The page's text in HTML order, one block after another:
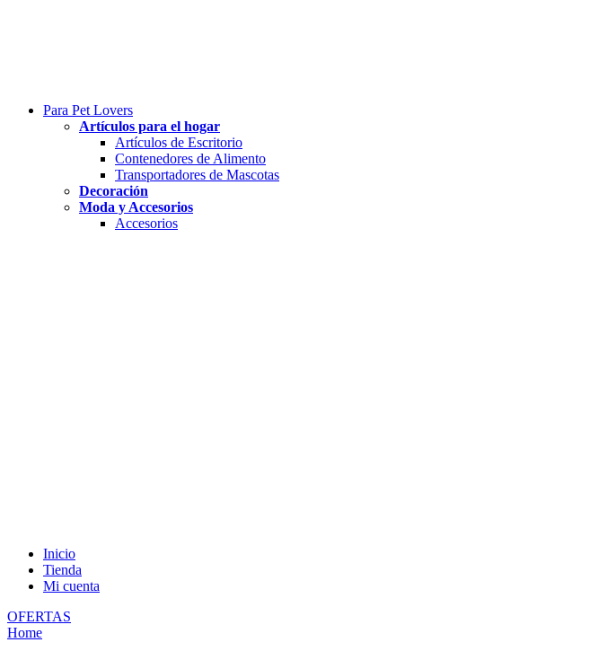
Para Pet Lovers
Artículos para el hogar
Artículos de Escritorio
Contenedores de Alimento
Transportadores de Mascotas
Decoración
Moda y Accesorios
Accesorios
Inicio
Tienda
Mi cuenta
OFERTAS
Home